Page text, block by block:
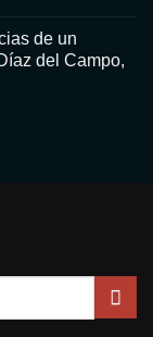
de un
del Campo,